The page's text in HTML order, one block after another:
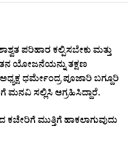
ಪರಿಹಾರ ಕಲ್ಪಿಸಬೇಕು ಮತ್ತು
ಯೋಜನೆಯನ್ನು ತಕ್ಷಣ
ಧರ್ಮೇಂದ್ರ ಪೂಜಾರಿ ಬಗ್ದೂರಿ
ಮನವಿ ಸಲ್ಲಿಸಿ ಆಗ್ರಹಿಸಿದ್ದಾರೆ.
ಕಚೇರಿಗೆ ಮುತ್ತಿಗೆ ಹಾಕಲಾಗುವುದು